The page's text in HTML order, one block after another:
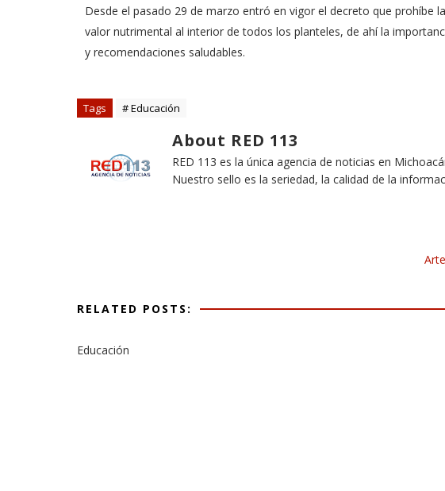
Desde el pasado 29 de marzo entró en vigor el decreto que prohíbe
valor nutrimental al interior de todos los planteles, de ahí la
y recomendaciones saludables.
Tags # Educación
About RED 113
RED 113 es la única agencia de noticias en
Nuestro sello es la seriedad, la calidad de la
RELATED POSTS:
Educación